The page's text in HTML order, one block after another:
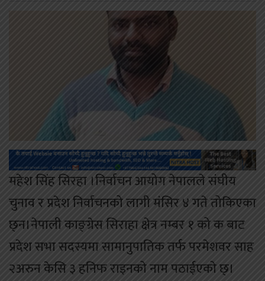
महेश सिंह सिरहा ।निर्वाचन आयोग नेपालले संघीय
चुनाव र प्रदेश निर्वाचनको लागी मंसिर ४ गते तोकिएका
छ्न।नेपाली काङ्ग्रेस सिराहा क्षेत्र नम्बर १ को क बाट
प्रदेश सभा सदस्यमा सामानुपातिक तर्फ परमेशवर साह
२अरुन केसि ३ हनिफ राइनको नाम पठाईएको छ्।